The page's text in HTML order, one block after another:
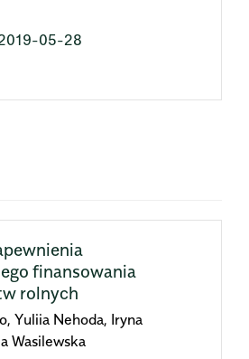
05-28
finansowania
rolnych
Yuliia Nehoda, Iryna
Wasilewska